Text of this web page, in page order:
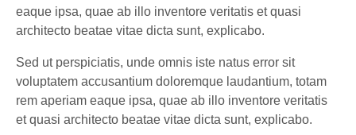
eaque ipsa, quae ab illo inventore veritatis et quasi
architecto beatae vitae dicta sunt, explicabo.
Sed ut perspiciatis, unde omnis iste natus error sit
voluptatem accusantium doloremque laudantium, totam
rem aperiam eaque ipsa, quae ab illo inventore veritatis
et quasi architecto beatae vitae dicta sunt, explicabo.